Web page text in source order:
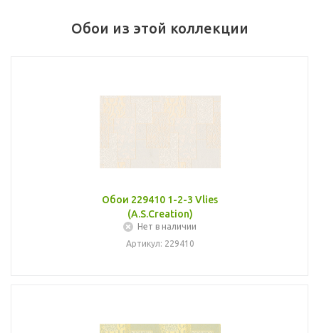
Обои из этой коллекции
Обои 229410 1-2-3 Vlies
(A.S.Creation)
Нет в наличии
Артикул: 229410